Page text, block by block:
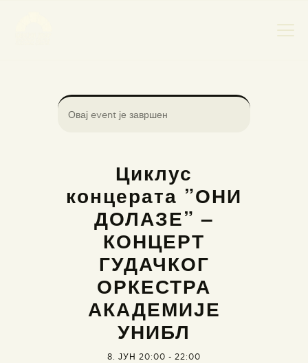
НАСЛОВНА
БАНСКИ ДВОР
ФОТОГРАФИЈЕ
ВИДЕО
КОНТАКТ
Овај event је завршен
Циклус
концерата ”ОНИ
ДОЛАЗЕ” –
КОНЦЕРТ
ГУДАЧКОГ
ОРКЕСТРА
АКАДЕМИЈЕ
УНИБЛ
8. ЈУН 20:00 - 22:00